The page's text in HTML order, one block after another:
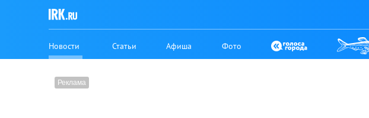
Новости Статьи Афиша Фото